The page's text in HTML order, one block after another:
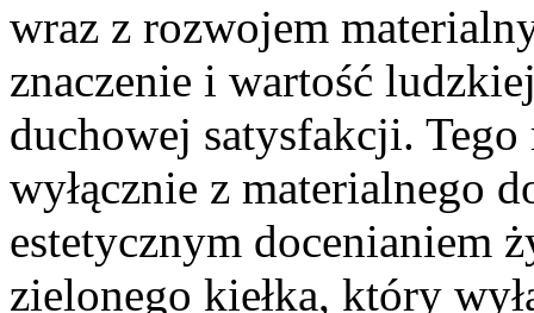
wraz z rozwojem
znaczenie i wartość
duchowej satysfakcji.
wyłącznie z materialnego
estetycznym docenianiem
zielonego kiełka, który